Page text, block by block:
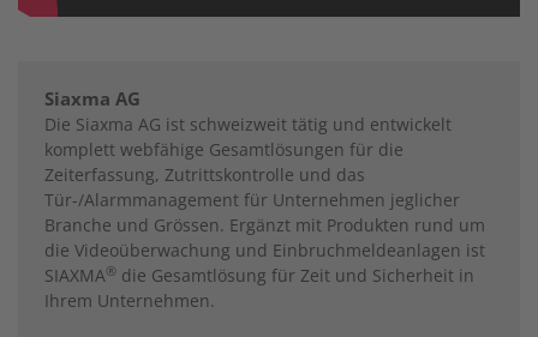
Siaxma AG
Die Siaxma AG ist schweizweit tätig und entwickelt
komplett webfähige Gesamtlösungen für die
Zeiterfassung, Zutrittskontrolle und das
Tür-/Alarmmanagement für Unternehmen jeglicher
Branche und Grössen. Ergänzt mit Produkten rund um
die Videoüberwachung und Einbruchmeldeanlagen ist
SIAXMA® die Gesamtlösung für Zeit und Sicherheit in
Ihrem Unternehmen.